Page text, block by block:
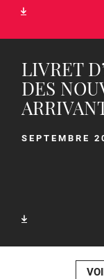
LIVRET
DES
SEPTEMBRE